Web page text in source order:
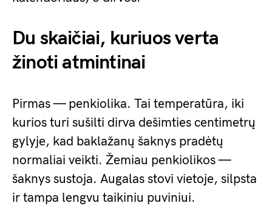
Du skaičiai, kuriuos verta
žinoti atmintinai
Pirmas — penkiolika. Tai temperatūra, iki
kurios turi sušilti dirva dešimties centimetrų
gylyje, kad baklažanų šaknys pradėtų
normaliai veikti. Žemiau penkiolikos —
šaknys sustoja. Augalas stovi vietoje, silpsta
ir tampa lengvu taikiniu puviniui.